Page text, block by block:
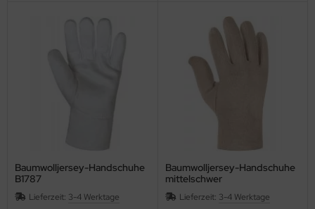
Baumwolljersey-Handschuhe
B1787
Lieferzeit: 3-4 Werktage
Baumwolljersey-Handschuhe
mittelschwer
Lieferzeit: 3-4 Werktage